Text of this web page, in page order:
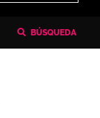
BÚSQUEDA